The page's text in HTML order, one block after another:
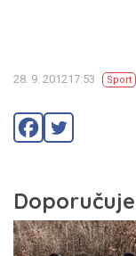
28. 9. 201217:53 Sport